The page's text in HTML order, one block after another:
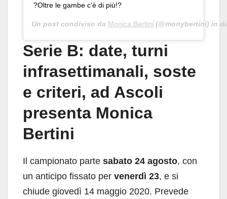
?Oltre le gambe c’è di più!?
Un post condiviso da Monica Bertini (@monybertini) in
Serie B: date, turni
infrasettimanali, soste
e criteri, ad Ascoli
presenta Monica
Bertini
Il campionato parte sabato 24 agosto, con
un anticipo fissato per venerdì 23, e si
chiude giovedì 14 maggio 2020. Prevede